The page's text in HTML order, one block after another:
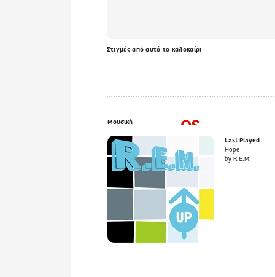
Στιγμές από αυτό το καλοκαίρι
Μουσική
Last Played
Hope
by R.E.M.